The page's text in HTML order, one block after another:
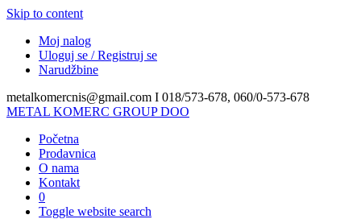
Skip to content
Moj nalog
Uloguj se / Registruj se
Narudžbine
metalkomercnis@gmail.com I 018/573-678, 060/0-573-678
METAL KOMERC GROUP DOO
Početna
Prodavnica
O nama
Kontakt
0
Toggle website search